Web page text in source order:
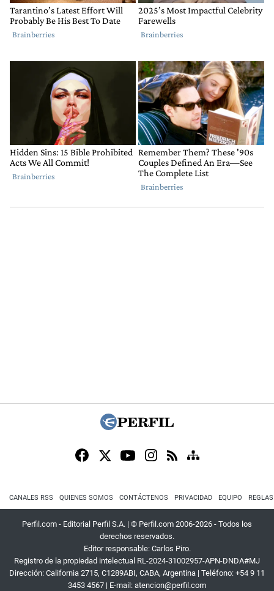
CANALES RSS QUIENES SOMOS CONTÁCTENOS PRIVACIDAD EQUIPO
Perfil.com - Editorial Perfil S.A. | © Perfil.com 2006-2026 - Todos los
derechos reservados.
Editor responsable: Carlos Piro.
Registro de la propiedad intelectual RL-2024-31002957-APN-DNDA#MJ
Dirección: California 2715, C1289ABI, CABA, Argentina | Teléfono: +54 9 11
3453 4567 | E-mail: atencion@perfil.com